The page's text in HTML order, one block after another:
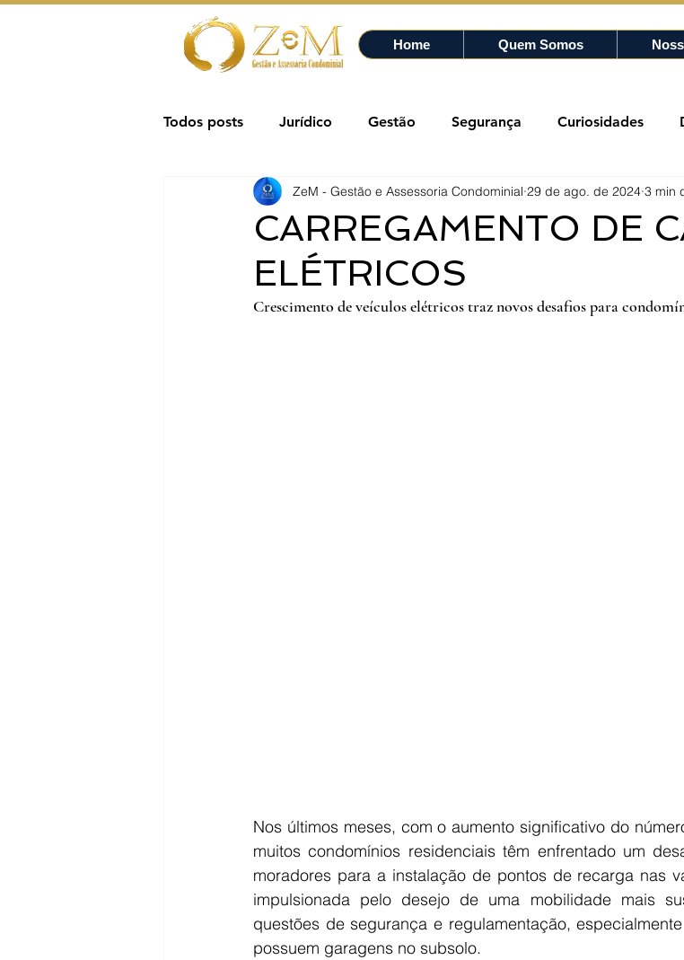
Home Quem Somos
Todos posts Jurídico Gestão Segurança Curiosidades
AVCB - Corpo de Bombeiros Ubuntu Boas
CARREGAMENTO DE
ELÉTRICOS
ZeM - Gestão e Assessoria Condominial 29 de ago. de 2024 3 min
Crescimento de veículos elétricos traz novos desafios para
Nos últimos meses, com o aumento significativo do
muitos condomínios residenciais têm enfrentado um
moradores para a instalação de pontos de recarga nas
impulsionada pelo desejo de uma mobilidade mais
questões de segurança e regulamentação,
possuem garagens no subsolo.